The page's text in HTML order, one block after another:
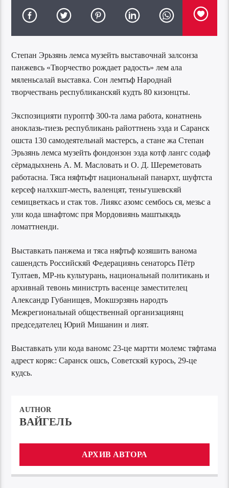
Степан Эрьзянь лемса музейть выставочнай залсонза
панжевсь «Творчество рождает радость» лем ала
мяленьсалай выставка. Сон лемтьф Народнай
творчествань республиканскяй кудть 80 кизонцты.
Экспозицияти пуроптф 300-та лама работа, конатнень
аноклазь-тиезь республикань райоттнень эзда и Саранск
ошста 130 самодеятельнай мастерсь, а стане жа Степан
Эрьзянь лемса музейть фондонзон эзда котф лангс содаф
сёрмадыхнень А. М. Масловать и О. Д. Шереметовать
работасна. Тяса няфтьфт национальнай панархт, шуфтста
керсеф налхкшт-месть, валенцят, теньгушевскяй
семицветкась и стак тов. Лиякс азомс сембось ся, мезьс а
ули кода шнафтомс пря Мордовиянь маштыкядь
ломаттненди.
Выставкать панжема и тяса няфтьф козяшить ванома
сашендсть Российскяй Федерациянь сенаторсь Пётр
Тултаев, МР-нь культурань, национальнай политикань и
архивнай тевонь министрть васенце заместителец
Александр Губанищев, Мокшэрзянь народть
Межрегиональнай общественнай организациянц
председателец Юрий Мишанин и лият.
Выставкать ули кода ваномс 23-це мартти молемс тяфтама
адрест коряс: Саранск ошсь, Советскяй курось, 29-це
кудсь.
AUTHOR
ВАЙГЕЛЬ
АРХИВ АВТОРА